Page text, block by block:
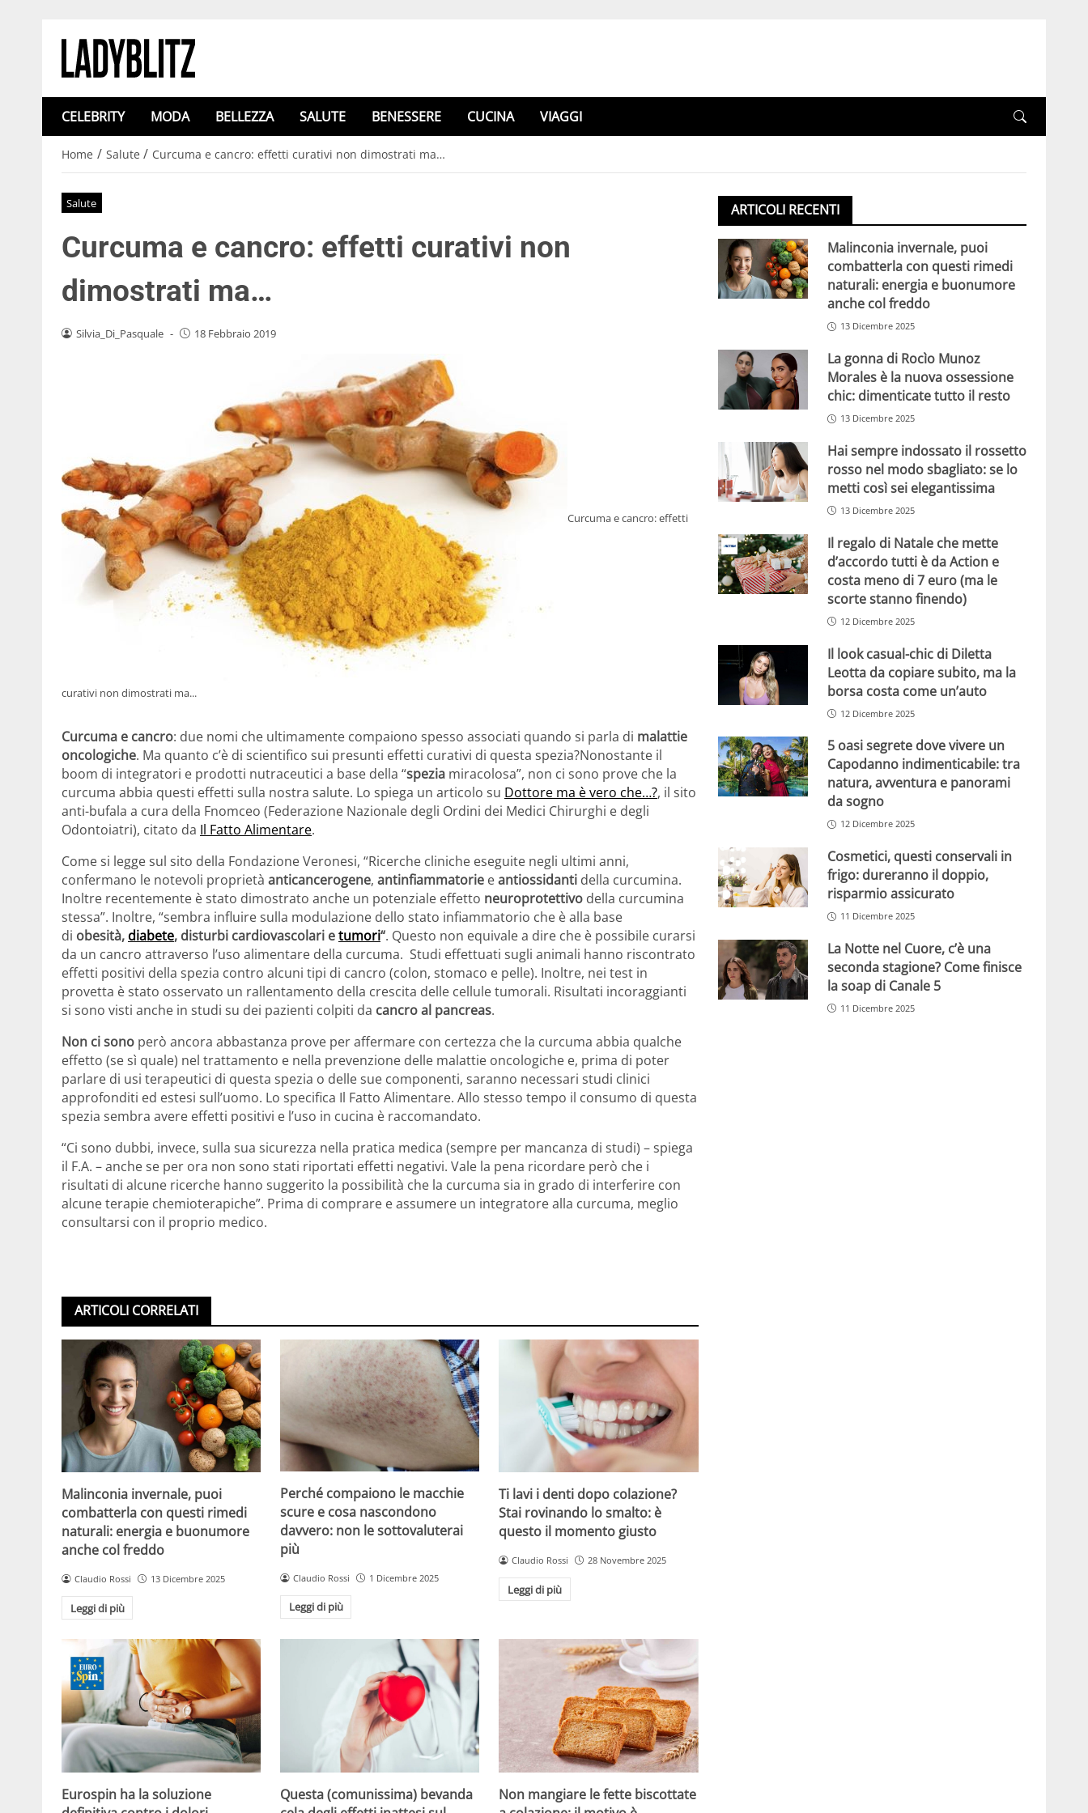
CELEBRITY MODA BELLEZZA SALUTE BENESSERE CUCINA VIAGGI
Home / Salute / Curcuma e cancro: effetti curativi non dimostrati ma…
Salute
Curcuma e cancro: effetti curativi non
dimostrati ma…
Silvia_Di_Pasquale - 18 Febbraio 2019
Curcuma e cancro: effetti
curativi non dimostrati ma...
Curcuma e cancro: due nomi che ultimamente compaiono spesso associati quando si parla di malattie
oncologiche. Ma quanto c’è di scientifico sui presunti effetti curativi di questa spezia?Nonostante il
boom di integratori e prodotti nutraceutici a base della “spezia miracolosa”, non ci sono prove che la
curcuma abbia questi effetti sulla nostra salute. Lo spiega un articolo su Dottore ma è vero che…?, il sito
anti-bufala a cura della Fnomceo (Federazione Nazionale degli Ordini dei Medici Chirurghi e degli
Odontoiatri), citato da Il Fatto Alimentare.
Come si legge sul sito della Fondazione Veronesi, “Ricerche cliniche eseguite negli ultimi anni,
confermano le notevoli proprietà anticancerogene, antinfiammatorie eantiossidanti della curcumina.
Inoltre recentemente è stato dimostrato anche un potenziale effetto neuroprotettivo della curcumina
stessa”. Inoltre, “sembra influire sulla modulazione dello stato infiammatorio che è alla base
di obesità, diabete, disturbi cardiovascolari etumori“. Questo non equivale a dire che è possibile curarsi
da un cancro attraverso l’uso alimentare della curcuma. Studi effettuati sugli animali hanno riscontrato
effetti positivi della spezia contro alcuni tipi di cancro (colon, stomaco e pelle). Inoltre, nei test in
provetta è stato osservato un rallentamento della crescita delle cellule tumorali. Risultati incoraggianti
si sono visti anche in studi su dei pazienti colpiti da cancro al pancreas.
Non ci sono però ancora abbastanza prove per affermare con certezza che la curcuma abbia qualche
effetto (se sì quale) nel trattamento e nella prevenzione delle malattie oncologiche e, prima di poter
parlare di usi terapeutici di questa spezia o delle sue componenti, saranno necessari studi clinici
approfonditi ed estesi sull’uomo. Lo specifica Il Fatto Alimentare. Allo stesso tempo il consumo di questa
spezia sembra avere effetti positivi e l’uso in cucina è raccomandato.
“Ci sono dubbi, invece, sulla sua sicurezza nella pratica medica (sempre per mancanza di studi) – spiega
il F.A. – anche se per ora non sono stati riportati effetti negativi. Vale la pena ricordare però che i
risultati di alcune ricerche hanno suggerito la possibilità che la curcuma sia in grado di interferire con
alcune terapie chemioterapiche”. Prima di comprare e assumere un integratore alla curcuma, meglio
consultarsi con il proprio medico.
ARTICOLI CORRELATI
Malinconia invernale, puoi
combatterla con questi rimedi
naturali: energia e buonumore
anche col freddo
Claudio Rossi 13 Dicembre 2025
Leggi di più
Perché compaiono le macchie
scure e cosa nascondono
davvero: non le sottovaluterai
più
Claudio Rossi 1 Dicembre 2025
Leggi di più
Ti lavi i denti dopo colazione?
Stai rovinando lo smalto: è
questo il momento giusto
Claudio Rossi 28 Novembre 2025
Leggi di più
Eurospin ha la soluzione
Questa (comunissima) bevanda
Non mangiare le fette biscottate
ARTICOLI RECENTI
Malinconia invernale, puoi
combatterla con questi rimedi
naturali: energia e buonumore
anche col freddo
13 Dicembre 2025
La gonna di Rocìo Munoz
Morales è la nuova ossessione
chic: dimenticate tutto il resto
13 Dicembre 2025
Hai sempre indossato il rossetto
rosso nel modo sbagliato: se lo
metti così sei elegantissima
13 Dicembre 2025
Il regalo di Natale che mette
d’accordo tutti è da Action e
costa meno di 7 euro (ma le
scorte stanno finendo)
12 Dicembre 2025
Il look casual-chic di Diletta
Leotta da copiare subito, ma la
borsa costa come un’auto
12 Dicembre 2025
5 oasi segrete dove vivere un
Capodanno indimenticabile: tra
natura, avventura e panorami
da sogno
12 Dicembre 2025
Cosmetici, questi conservali in
frigo: dureranno il doppio,
risparmio assicurato
11 Dicembre 2025
La Notte nel Cuore, c’è una
seconda stagione? Come finisce
la soap di Canale 5
11 Dicembre 2025